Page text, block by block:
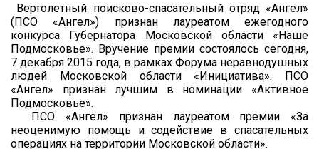
Вертолетный поисково-спасательный отряд «Ангел»
(ПСО «Ангел») признан лауреатом ежегодного
конкурса Губернатора Московской области «Наше
Подмосковье». Вручение премии состоялось сегодня,
7 декабря 2015 года, в рамках Форума неравнодушных
людей Московской области «Инициатива». ПСО
«Ангел» признан лучшим в номинации «Активное
Подмосковье».
ПСО «Ангел» признан лауреатом премии «За
неоценимую помощь и содействие в спасательных
операциях на территории Московской области».